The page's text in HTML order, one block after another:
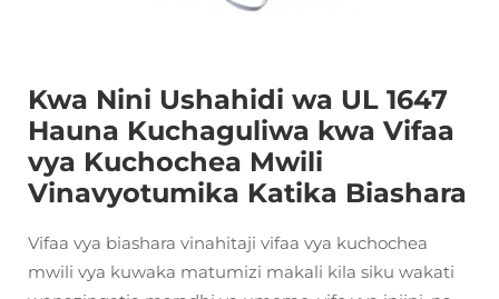
Kwa Nini Ushahidi wa UL 1647
Hauna Kuchaguliwa kwa Vifaa
vya Kuchochea Mwili
Vinavyotumika Katika Biashara
Vifaa vya biashara vinahitaji vifaa vya kuchochea
mwili vya kuwaka matumizi makali kila siku wakati